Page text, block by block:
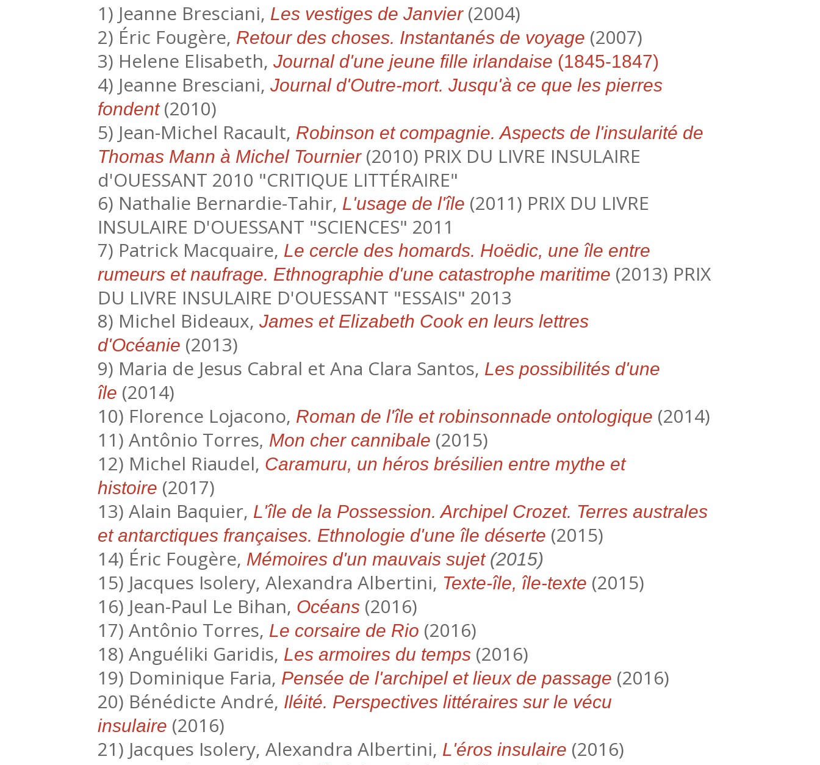
1) Jeanne Bresciani, Les vestiges de Janvier (2004)
2) Éric Fougère, Retour des choses. Instantanés de voyage (2007)
3) Helene Elisabeth, Journal d'une jeune fille irlandaise (1845-1847)
4) Jeanne Bresciani, Journal d'Outre-mort. Jusqu'à ce que les pierres
fondent (2010)
5) Jean-Michel Racault, Robinson et compagnie. Aspects de l'insularité de
Thomas Mann à Michel Tournier(2010) PRIX DU LIVRE INSULAIRE
d'OUESSANT 2010 "CRITIQUE LITTÉRAIRE"
6) Nathalie Bernardie-Tahir, L'usage de l'île (2011) PRIX DU LIVRE
INSULAIRE D'OUESSANT "SCIENCES" 2011
7) Patrick Macquaire, Le cercle des homards. Hoëdic, une île entre
rumeurs et naufrage. Ethnographie d'une catastrophe maritime (2013) PRIX
DU LIVRE INSULAIRE D'OUESSANT "ESSAIS" 2013
8) Michel Bideaux, James et Elizabeth Cook en leurs lettres
d'Océanie (2013)
9) Maria de Jesus Cabral et Ana Clara Santos, Les possibilités d'une
île (2014)
10) Florence Lojacono, Roman de l'île et robinsonnade ontologique (2014)
11) Antônio Torres, Mon cher cannibale (2015)
12) Michel Riaudel, Caramuru, un héros brésilien entre mythe et
histoire (2017)
13) Alain Baquier, L'île de la Possession. Archipel Crozet. Terres australes
et antarctiques françaises. Ethnologie d'une île déserte (2015)
14) Éric Fougère, Mémoires d'un mauvais sujet(2015)
15) Jacques Isolery, Alexandra Albertini, Texte-île, île-texte (2015)
16) Jean-Paul Le Bihan, Océans (2016)
17) Antônio Torres, Le corsaire de Rio (2016)
18) Anguéliki Garidis, Les armoires du temps (2016)
19) Dominique Faria, Pensée de l'archipel et lieux de passage (2016)
20) Bénédicte André, Iléité. Perspectives littéraires sur le vécu
insulaire (2016)
21) Jacques Isolery, Alexandra Albertini, L'éros insulaire (2016)